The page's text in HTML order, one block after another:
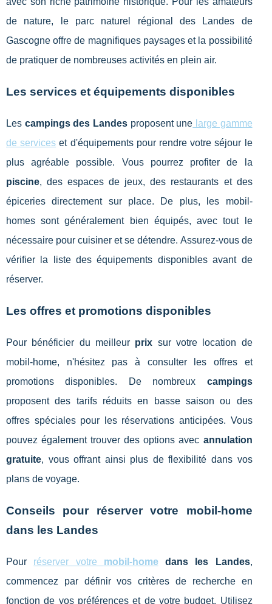
de nature, le parc naturel régional des Landes de
Gascogne offre de magnifiques paysages et la possibilité
de pratiquer de nombreuses activités en plein air.
Les services et équipements disponibles
Les campings des Landesproposent une large gamme
de services et d'équipements pour rendre votre séjour le
plus agréable possible. Vous pourrez profiter de la
piscine, des espaces de jeux, des restaurants et des
épiceries directement sur place. De plus, les mobil-
homes sont généralement bien équipés, avec tout le
nécessaire pour cuisiner et se détendre. Assurez-vous de
vérifier la liste des équipements disponibles avant de
réserver.
Les offres et promotions disponibles
Pour bénéficier du meilleur prix sur votre location de
mobil-home, n'hésitez pas à consulter les offres et
promotions disponibles. De nombreux campings
proposent des tarifs réduits en basse saison ou des
offres spéciales pour les réservations anticipées. Vous
pouvez également trouver des options avec annulation
gratuite, vous offrant ainsi plus de flexibilité dans vos
plans de voyage.
Conseils pour réserver votre mobil-home
dans les Landes
Pour réserver votre mobil-homedans les Landes,
commencez par définir vos critères de recherche en
fonction de vos préférences et de votre budget. Utilisez